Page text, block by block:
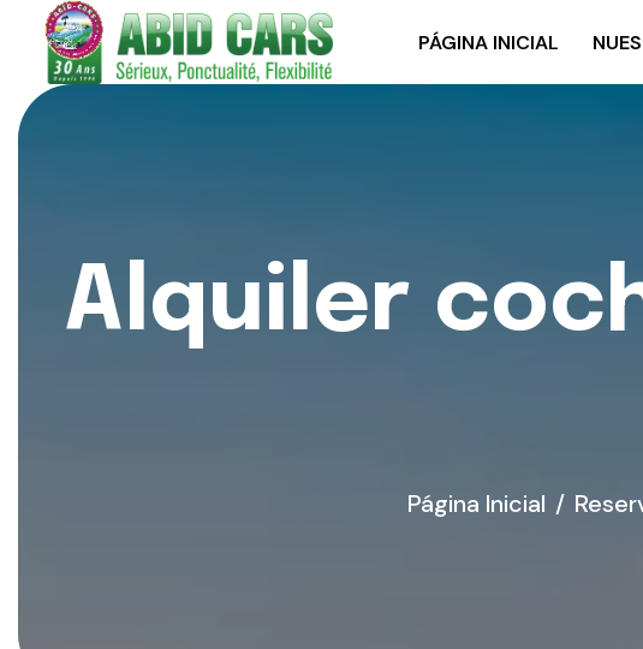
PÁGINA INICIAL
Alquiler coc
Página Inicial